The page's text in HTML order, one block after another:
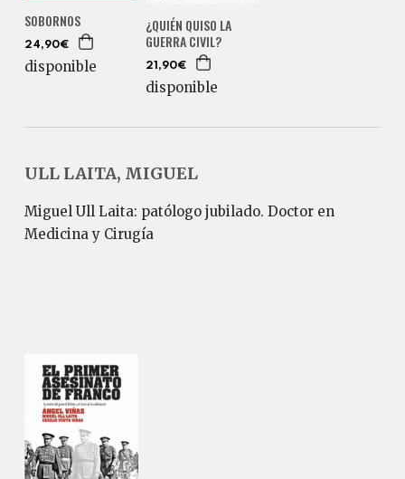
SOBORNOS
24,90€
disponible
¿QUIÉN QUISO LA
GUERRA CIVIL?
21,90€
disponible
ULL LAITA, MIGUEL
Miguel Ull Laita: patólogo jubilado. Doctor en
Medicina y Cirugía